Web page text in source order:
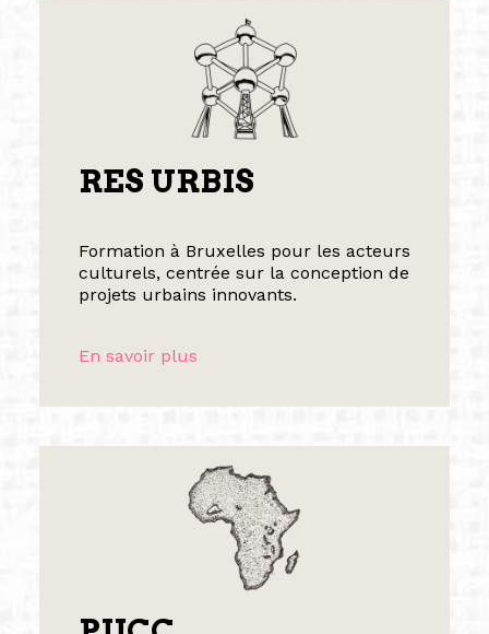
RES URBIS
Formation à Bruxelles pour les acteurs
culturels, centrée sur la conception de
projets urbains innovants.
En savoir plus